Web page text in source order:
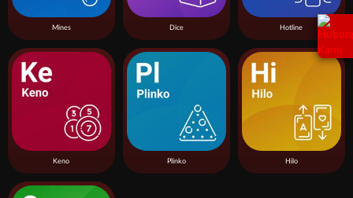
Mines Dice Hotline
Keno Plinko Hilo